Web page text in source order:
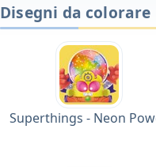
Disegni da colorare
Superthings - Neon